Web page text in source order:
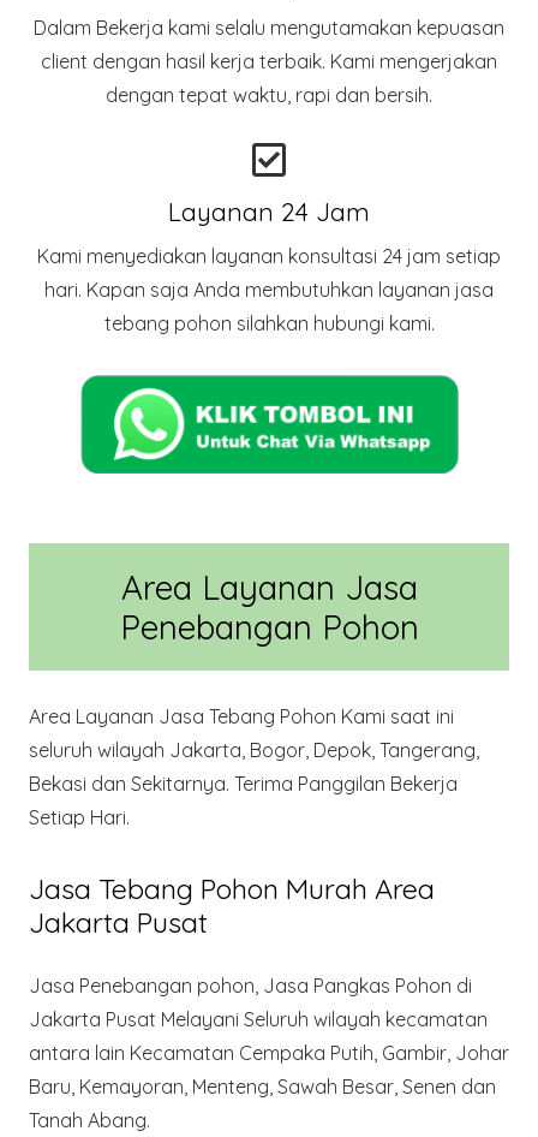
Dalam Bekerja kami selalu mengutamakan kepuasan
client dengan hasil kerja terbaik. Kami mengerjakan
dengan tepat waktu, rapi dan bersih.
Layanan 24 Jam
Kami menyediakan layanan konsultasi 24 jam setiap
hari. Kapan saja Anda membutuhkan layanan jasa
tebang pohon silahkan hubungi kami.
Area Layanan Jasa
Penebangan Pohon
Area Layanan Jasa Tebang Pohon Kami saat ini
seluruh wilayah Jakarta, Bogor, Depok, Tangerang,
Bekasi dan Sekitarnya. Terima Panggilan Bekerja
Setiap Hari.
Jasa Tebang Pohon Murah Area
Jakarta Pusat
Jasa Penebangan pohon, Jasa Pangkas Pohon di
Jakarta Pusat Melayani Seluruh wilayah kecamatan
antara lain Kecamatan Cempaka Putih, Gambir, Johar
Baru, Kemayoran, Menteng, Sawah Besar, Senen dan
Tanah Abang.